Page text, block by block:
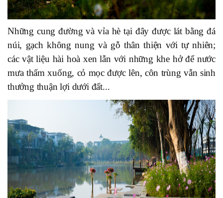
Những cung đường và vỉa hè tại đây được lát bằng đá
núi, gạch không nung và gỗ thân thiện với tự nhiên;
các vật liệu hài hoà xen lẫn với những khe hở để nước
mưa thấm xuống, cỏ mọc được lên, côn trùng vẫn sinh
thưởng thuận lợi dưới đất...